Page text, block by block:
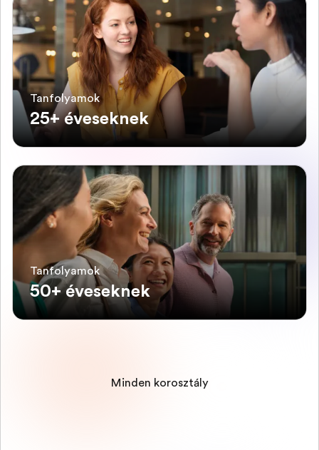
Tanfolyamok
25+ éveseknek
Tanfolyamok
50+ éveseknek
Minden korosztály